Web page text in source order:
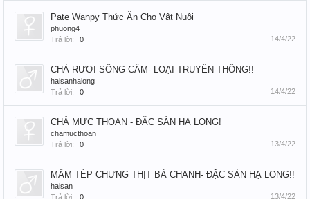
Pate Wanpy Thức Ăn Cho Vật Nuôi
phuong4
Trả lời:
0 14/4/22
CHẢ RƯƠI SÔNG CẦM- LOẠI TRUYỀN THỐNG!!
haisanhalong
Trả lời:
0 14/4/22
CHẢ MỰC THOAN - ĐẶC SẢN HẠ LONG!
chamucthoan
Trả lời:
0 13/4/22
MẮM TÉP CHƯNG THỊT BÀ CHANH- ĐẶC SẢN HẠ LONG!!
haisan
Trả lời:
0 13/4/22